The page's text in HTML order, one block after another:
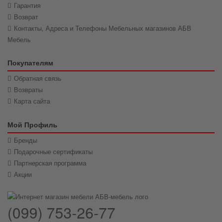
Гарантия
Возврат
Контакты, Адреса и Телефоны Мебельных магазинов АБВ
Мебель
Покупателям
Обратная связь
Возвраты
Карта сайта
Мой Профиль
Бренды
Подарочные сертификаты
Партнерская программа
Акции
(099) 753-26-77